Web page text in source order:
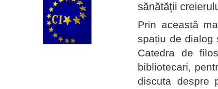
sănătății
Prin această
spațiu de dialog
Catedra de
bibliotecari,
discuta despre